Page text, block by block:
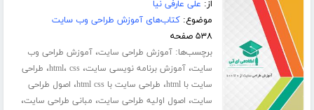
از: علی عارفی نیا
موضوع:کتاب‌های آموزش طراحی وب سایت
۵۳۸ صفحه
برچسب‌ها:آموزش طراحی سایت،آموزش طراحی وب
سایت،آموزش برنامه نویسی سایت، html، css ، طراحی
سایت با html
، طراحی سایت با html css ، اصول طراحی
سایت، اصول اولیه طراحی سایت، مبانی طراحی سایت،